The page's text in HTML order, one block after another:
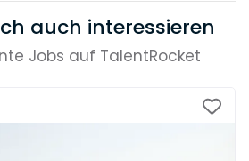
auch interessieren
Jobs auf TalentRocket